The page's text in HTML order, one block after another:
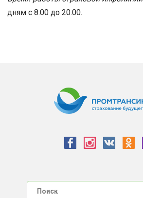
дням с 8.00 до 20.00.